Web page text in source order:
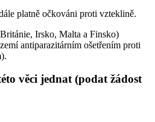
platně očkováni proti vzteklině.
Irsko, Malta a Finsko)
antiparazitárním ošetřením proti
věci jednat (podat žádost